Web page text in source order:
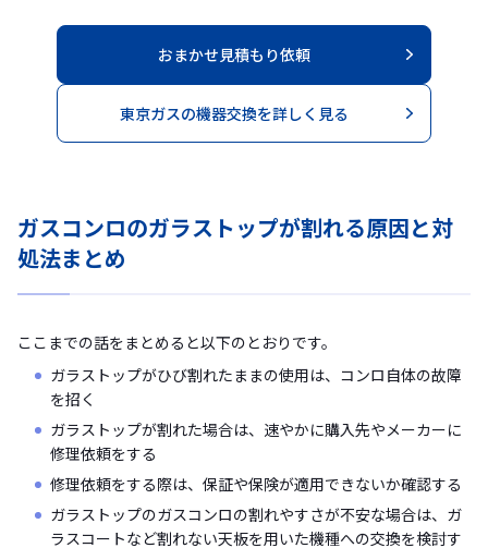
おまかせ見積もり依頼
東京ガスの機器交換を詳しく見る
ガスコンロのガラストップが割れる原因と対
処法まとめ
ここまでの話をまとめると以下のとおりです。
ガラストップがひび割れたままの使用は、コンロ自体の故障
を招く
ガラストップが割れた場合は、速やかに購入先やメーカーに
修理依頼をする
修理依頼をする際は、保証や保険が適用できないか確認する
ガラストップのガスコンロの割れやすさが不安な場合は、ガ
ラスコートなど割れない天板を用いた機種への交換を検討す